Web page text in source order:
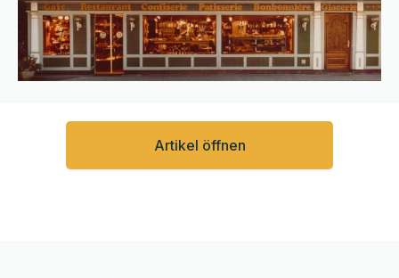
Artikel öffnen